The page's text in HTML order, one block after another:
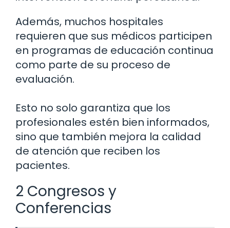
Además, muchos hospitales
requieren que sus médicos participen
en programas de educación continua
como parte de su proceso de
evaluación.
Esto no solo garantiza que los
profesionales estén bien informados,
sino que también mejora la calidad
de atención que reciben los
pacientes.
2 Congresos y
Conferencias